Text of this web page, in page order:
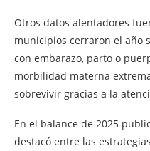
Otros datos alentadores
municipios cerraron el año
con embarazo, parto o
morbilidad materna
sobrevivir gracias a la
En el balance de 2025
destacó entre las